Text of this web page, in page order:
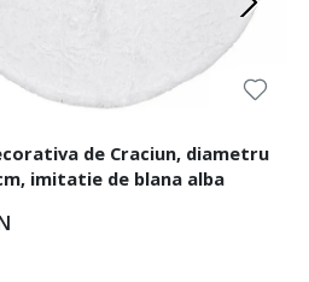
de Craciun, diametru
imitatie de blana alba